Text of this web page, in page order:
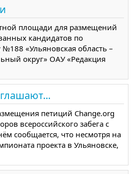
площади для размещений
кандидатов по
«Ульяновская область –
округ» ОАУ «Редакция
петиций Change.org
всероссийского забега с
сообщается, что несмотря на
проекта в Ульяновске,